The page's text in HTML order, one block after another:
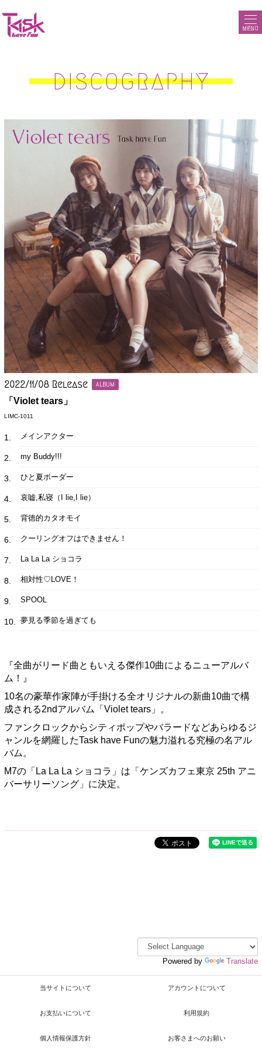
MENU
DISCOGRAPHY
2022/11/08 Release ALBUM
「Violet tears」
LIMC-1011
1 メインアクター
2 my Buddy!!!
3 ひと夏ボーダー
4 哀嘘,私寝（I lie,I lie）
5 背徳的カタオモイ
6 クーリングオフはできません！
7 La La La ショコラ
8 相対性♡LOVE！
9 SPOOL
10 夢見る季節を過ぎても
『全曲がリード曲ともいえる傑作10曲によるニューアルバ
ム！』
10名の豪華作家陣が手掛ける全オリジナルの新曲10曲で構
成される2ndアルバム「Violet tears」。
ファンクロックからシティポップやバラードなどあらゆるジ
ャンルを網羅したTask have Funの魅力溢れる究極の名アル
バム。
M7の「La La La ショコラ」は「ケンズカフェ東京 25th アニ
バーサリーソング」に決定。
Powered by Translate
当サイトについて アカウントについて
お支払いについて 利用規約
個人情報保護方針 お客さまへのお願い